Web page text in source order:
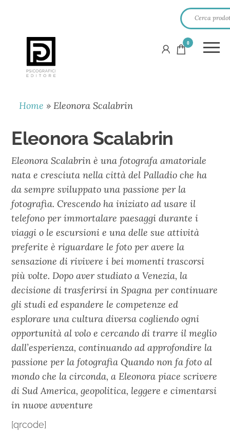
PSICOGRAFICI
EDITORE
0
Home »Eleonora Scalabrin
Eleonora Scalabrin
Eleonora Scalabrin è una fotografa amatoriale
nata e cresciuta nella città del Palladio che ha
da sempre sviluppato una passione per la
fotografia. Crescendo ha iniziato ad usare il
telefono per immortalare paesaggi durante i
viaggi o le escursioni e una delle sue attività
preferite è riguardare le foto per avere la
sensazione di rivivere i bei momenti trascorsi
più volte. Dopo aver studiato a Venezia, la
decisione di trasferirsi in Spagna per continuare
gli studi ed espandere le competenze ed
esplorare una cultura diversa cogliendo ogni
opportunità al volo e cercando di trarre il meglio
dall’esperienza, continuando ad approfondire la
passione per la fotografia Quando non fa foto al
mondo che la circonda, a Eleonora piace scrivere
di Sud America, geopolitica, leggere e cimentarsi
in nuove avventure
[qrcode]